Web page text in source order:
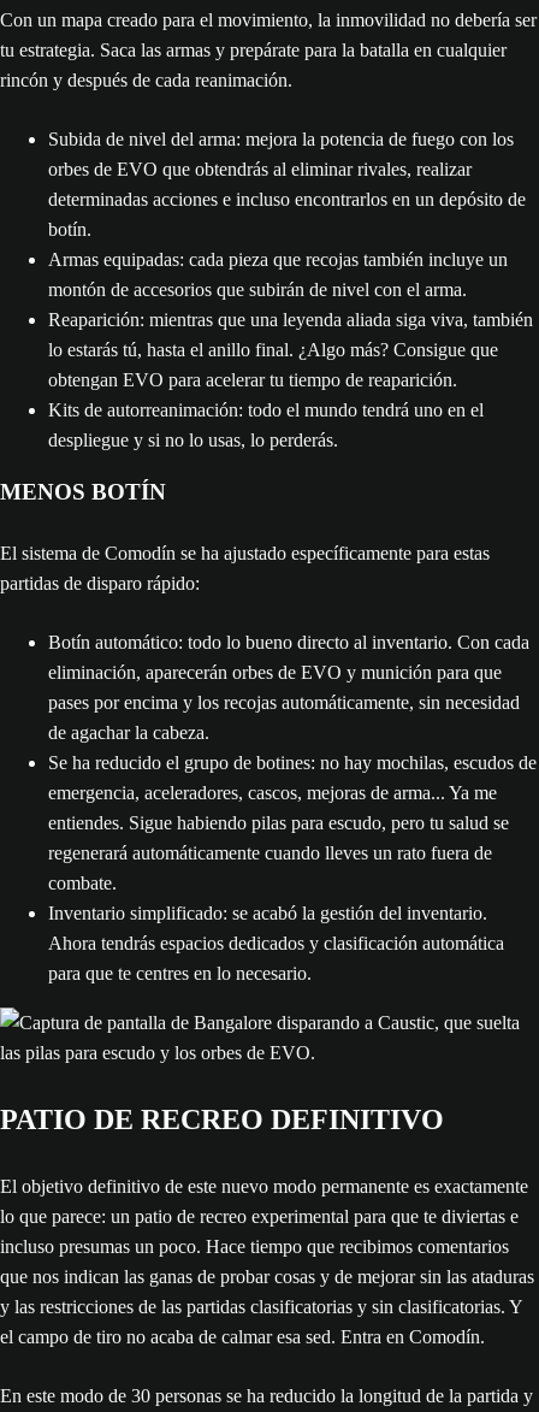
Con un mapa creado para el movimiento, la inmovilidad no debería ser
tu estrategia. Saca las armas y prepárate para la batalla en cualquier
rincón y después de cada reanimación.
Subida de nivel del arma: mejora la potencia de fuego con los
orbes de EVO que obtendrás al eliminar rivales, realizar
determinadas acciones e incluso encontrarlos en un depósito de
botín.
Armas equipadas: cada pieza que recojas también incluye un
montón de accesorios que subirán de nivel con el arma.
Reaparición: mientras que una leyenda aliada siga viva, también
lo estarás tú, hasta el anillo final. ¿Algo más? Consigue que
obtengan EVO para acelerar tu tiempo de reaparición.
Kits de autorreanimación: todo el mundo tendrá uno en el
despliegue y si no lo usas, lo perderás.
MENOS BOTÍN
El sistema de Comodín se ha ajustado específicamente para estas
partidas de disparo rápido:
Botín automático: todo lo bueno directo al inventario. Con cada
eliminación, aparecerán orbes de EVO y munición para que
pases por encima y los recojas automáticamente, sin necesidad
de agachar la cabeza.
Se ha reducido el grupo de botines: no hay mochilas, escudos de
emergencia, aceleradores, cascos, mejoras de arma... Ya me
entiendes. Sigue habiendo pilas para escudo, pero tu salud se
regenerará automáticamente cuando lleves un rato fuera de
combate.
Inventario simplificado: se acabó la gestión del inventario.
Ahora tendrás espacios dedicados y clasificación automática
para que te centres en lo necesario.
PATIO DE RECREO DEFINITIVO
El objetivo definitivo de este nuevo modo permanente es exactamente
lo que parece: un patio de recreo experimental para que te diviertas e
incluso presumas un poco. Hace tiempo que recibimos comentarios
que nos indican las ganas de probar cosas y de mejorar sin las ataduras
y las restricciones de las partidas clasificatorias y sin clasificatorias. Y
el campo de tiro no acaba de calmar esa sed. Entra en Comodín.
En este modo de 30 personas se ha reducido la longitud de la partida y